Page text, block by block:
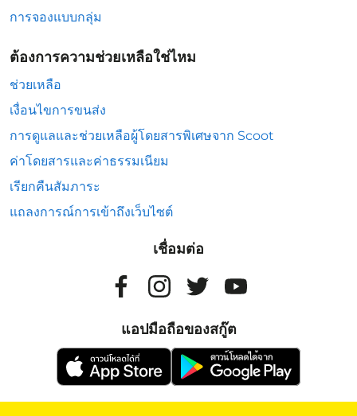
การจองแบบกลุ่ม
ต้องการความช่วยเหลือใช่ไหม
ช่วยเหลือ
เงื่อนไขการขนส่ง
การดูแลและช่วยเหลือผู้โดยสารพิเศษจาก Scoot
ค่าโดยสารและค่าธรรมเนียม
เรียกคืนสัมภาระ
แถลงการณ์การเข้าถึงเว็บไซต์
เชื่อมต่อ
แอปมือถือของสกู๊ต